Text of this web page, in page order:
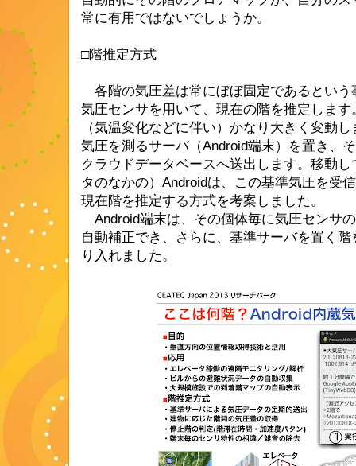
常に有用ではないでしょうか。
□階推定方式
各階の気圧差は常にぼぼ固定であるという
気圧センサを用いて、現在の階を推定しま
（気温変化などに伴い）かなり大きく変動
気圧を測るサーバ（Android端末）を置き、
クラウドデータベースへ送出します。移動
タのなかの）Androidは、この基準気圧を受
現在階を推定する方式を考案しました。
Android端末は、その個体毎に気圧センサ
自動補正でき、さらに、基準サーバを置く
り入れました。